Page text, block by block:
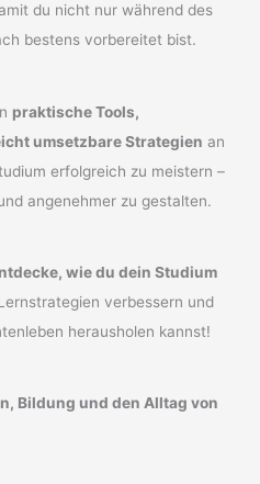
du nicht nur während des
bestens vorbereitet bist.
praktische Tools,
umsetzbare Strategien an
erfolgreich zu meistern –
angenehmer zu gestalten.
wie du dein Studium
verbessern und
herausholen kannst!
Bildung und den Alltag von